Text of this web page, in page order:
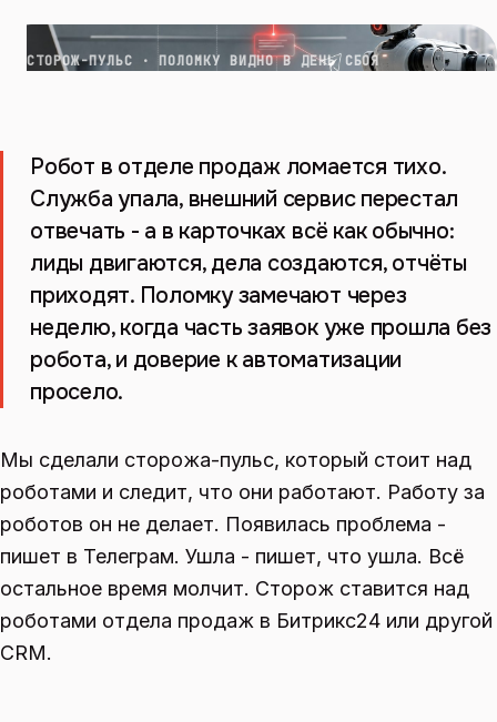
СТОРОЖ-ПУЛЬС · ПОЛОМКУ ВИДНО В ДЕНЬ СБОЯ
Робот в отделе продаж ломается тихо.
Служба упала, внешний сервис перестал
отвечать - а в карточках всё как обычно:
лиды двигаются, дела создаются, отчёты
приходят. Поломку замечают через
неделю, когда часть заявок уже прошла без
робота, и доверие к автоматизации
просело.
Мы сделали сторожа-пульс, который стоит над
роботами и следит, что они работают. Работу за
роботов он не делает. Появилась проблема -
пишет в Телеграм. Ушла - пишет, что ушла. Всё
остальное время молчит. Сторож ставится над
роботами отдела продаж в Битрикс24 или другой
CRM.